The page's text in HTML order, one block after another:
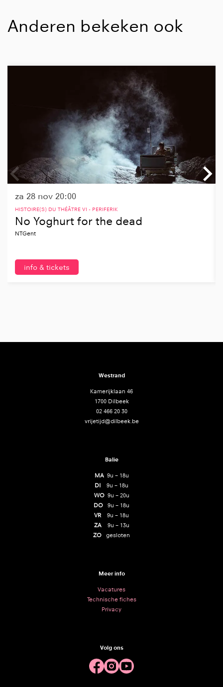
Anderen bekeken ook
No Yoghurt for the dead
NTGent
HISTOIRE(S) DU THÉÂTRE VI - PERIFERIK
za 28 nov 20:00
info & tickets
Westrand
Kamerijklaan 46
1700 Dilbeek
02 466 20 30
vrijetijd@dilbeek.be
Balie
MA 9u – 18u
DI 9u – 18u
WO9u – 20u
DO 9u – 18u
VR 9u – 18u
ZA
9u – 13u
ZO gesloten
Meer info
Vacatures
Technische fiches
Privacy
Volg ons